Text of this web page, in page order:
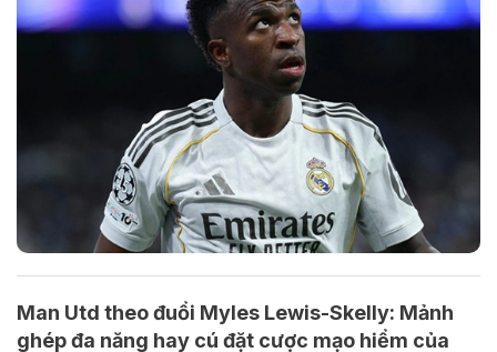
Man Utd theo đuổi Myles Lewis-Skelly: Mảnh
ghép đa năng hay cú đặt cược mạo hiểm của